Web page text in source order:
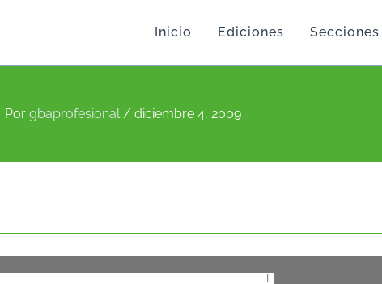
Inicio Ediciones Secciones
Por gbaprofesional/ diciembre 4, 2009